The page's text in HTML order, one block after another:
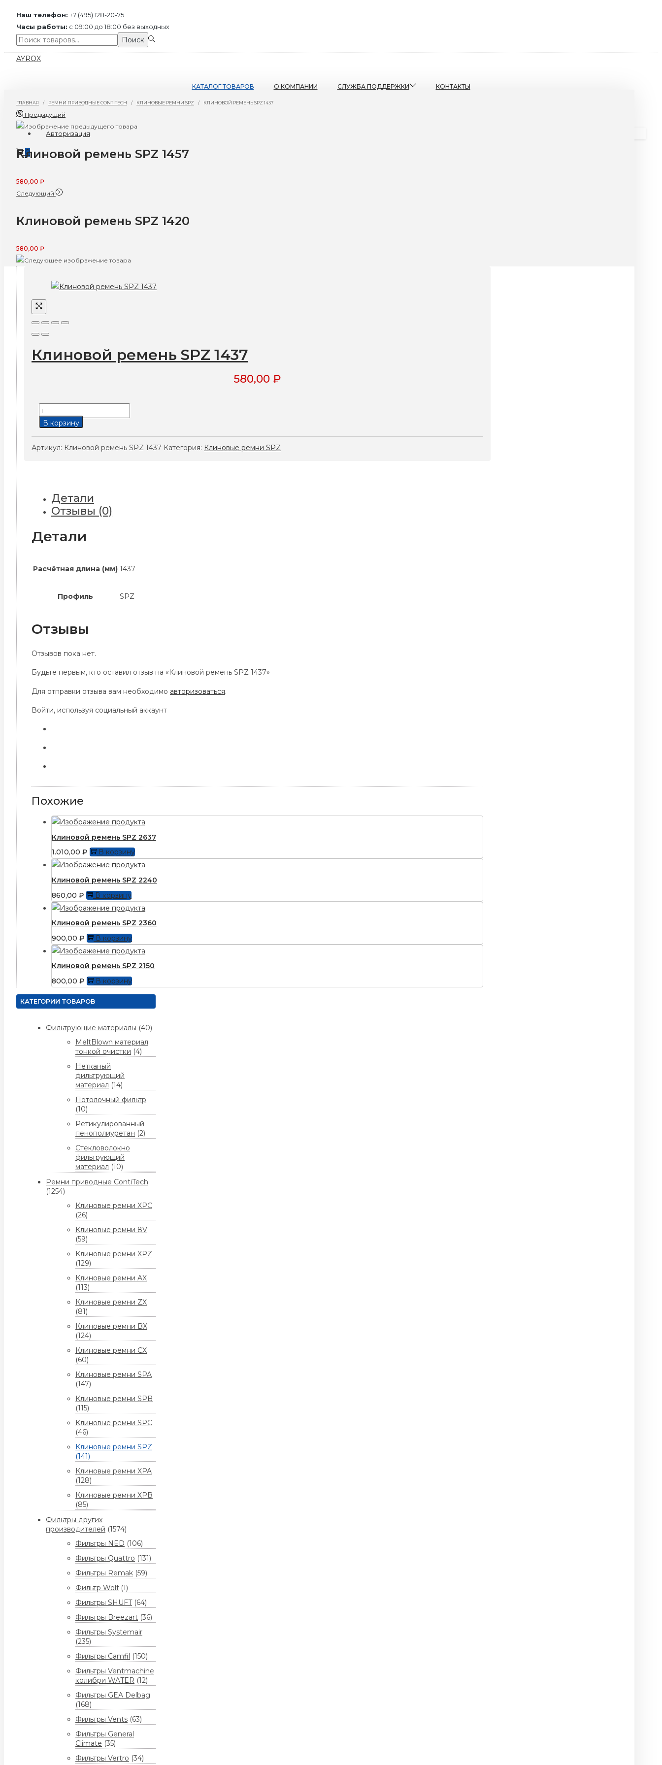
Наш телефон: +7 (495) 128-20-75
Часы работы: с 09:00 до 18:00 без выходных
Поиск:>
Поиск
Перейти
Перейти
AYROX
КАТАЛОГ ТОВАРОВ О КОМПАНИИ СЛУЖБА ПОДДЕРЖКИ КОНТАКТЫ
Авторизация
0
ГЛАВНАЯ / РЕМНИ ПРИВОДНЫЕ CONTITECH / КЛИНОВЫЕ РЕМНИ SPZ / КЛИНОВОЙ РЕМЕНЬ SPZ 1437
Предыдущий
Клиновой ремень SPZ 1457
580,00 ₽
Следующий
Клиновой ремень SPZ 1420
580,00 ₽
Клиновой ремень SPZ 1437
580,00₽
Количество
товара
ремень
В корзину
Артикул: Клиновой ремень SPZ 1437 Категория: Клиновые ремни SPZ
Детали
Отзывы (0)
Детали
Расчётная длина (мм) 1437
Профиль SPZ
Отзывы
Отзывов пока нет.
Будьте первым, кто оставил отзыв на «Клиновой ремень SPZ 1437»
Для отправки отзыва вам необходимо авторизоваться.
Войти, используя социальный аккаунт
Похожие
Клиновой ремень SPZ 2637
1.010,00 ₽ В корзину
Клиновой ремень SPZ 2240
860,00 ₽ В корзину
Клиновой ремень SPZ 2360
900,00 ₽ В корзину
Клиновой ремень SPZ 2150
800,00 ₽ В корзину
КАТЕГОРИИ ТОВАРОВ
Фильтрующие материалы (40)
MeltBlown материал
тонкой очистки (4)
Нетканый
фильтрующий
материал (14)
Потолочный фильтр
(10)
Ретикулированный
пенополиуретан (2)
Стекловолокно
фильтрующий
материал (10)
Ремни приводные ContiTech
(1254)
Клиновые ремни XPC
(26)
Клиновые ремни 8V
(59)
Клиновые ремни XPZ
(129)
Клиновые ремни AX
(113)
Клиновые ремни ZX
(81)
Клиновые ремни BX
(124)
Клиновые ремни CX
(60)
Клиновые ремни SPA
(147)
Клиновые ремни SPB
(115)
Клиновые ремни SPC
(46)
Клиновые ремни SPZ
(141)
Клиновые ремни XPA
(128)
Клиновые ремни XPB
(85)
Фильтры других
производителей (1574)
Фильтры NED (106)
Фильтры Quattro (131)
Фильтры Remak (59)
Фильтр Wolf (1)
Фильтры SHUFT (64)
Фильтры Breezart (36)
Фильтры Systemair
(235)
Фильтры Camfil (150)
Фильтры Ventmachine
колибри WATER (12)
Фильтры GEA Delbag
(168)
Фильтры Vents (63)
Фильтры General
Climate (35)
Фильтры Vertro (34)